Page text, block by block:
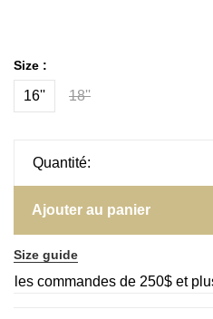
Size :
16'' 18''
Quantité:
Ajouter au panier
Size guide
les commandes de 250$ et plus